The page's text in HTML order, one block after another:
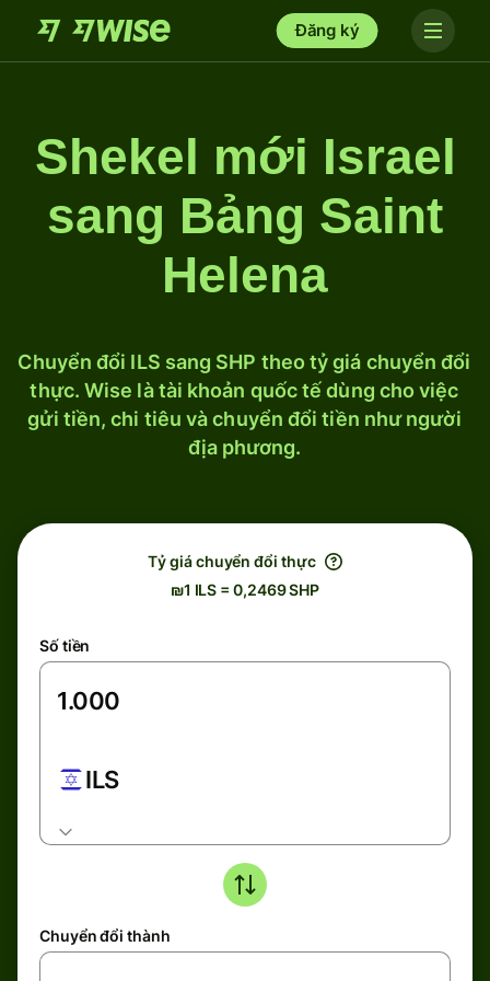
Đăng ký
Shekel mới Israel
sang Bảng Saint
Helena
Chuyển đổi ILS sang SHP theo tỷ giá chuyển đổi
thực. Wise là tài khoản quốc tế dùng cho việc
gửi tiền, chi tiêu và chuyển đổi tiền như người
địa phương.
Tỷ giá chuyển đổi thực
₪1 ILS = 0,2469 SHP
Số tiền
ILS
Chuyển đổi thành